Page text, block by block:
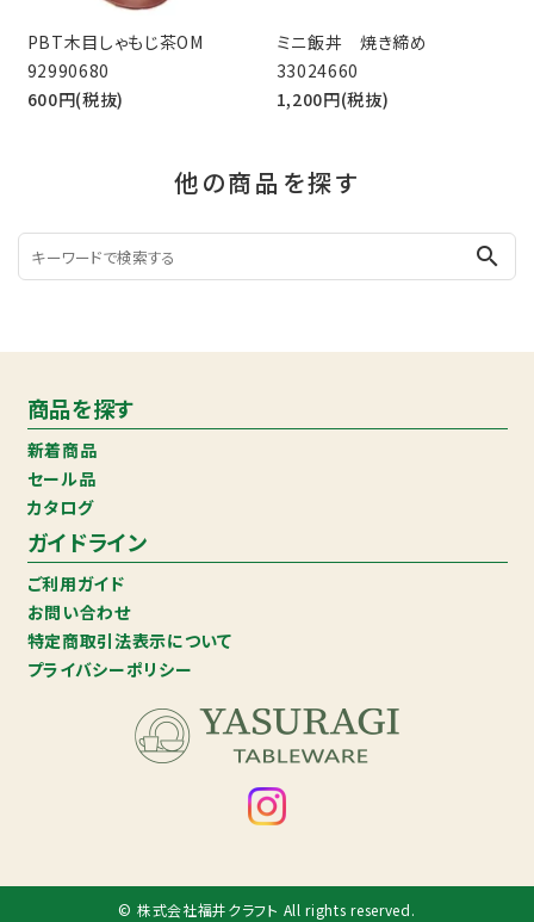
PBT木目しゃもじ茶OM
92990680
600円(税抜)
ミニ飯丼 焼き締め
33024660
1,200円(税抜)
他の商品を探す
search
商品を探す
新着商品
セール品
カタログ
ガイドライン
ご利用ガイド
お問い合わせ
特定商取引法表示について
プライバシーポリシー
© 株式会社福井クラフト All rights reserved.